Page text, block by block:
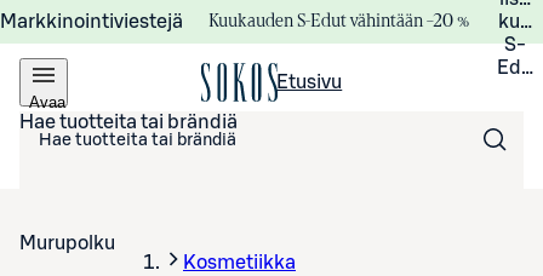
Markkinointiviestejä Kuukauden S-Edut vähintään –20 %
S-
Avaa
valikko
Etusivu
Hae tuotteita tai brändiä
Murupolku
Kosmetiikka